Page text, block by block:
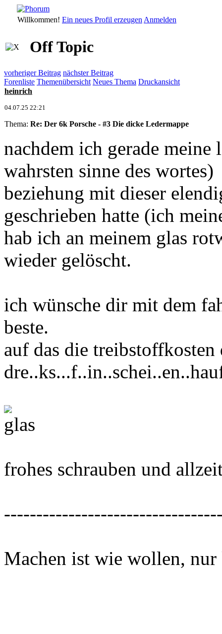
Willkommen! Ein neues Profil erzeugen Anmelden
Off Topic
vorheriger Beitrag nächster Beitrag
Forenliste Themenübersicht Neues Thema Druckansicht
heinrich
04.07.25 22:21
Thema: Re: Der 6k Porsche - #3 Die dicke Ledermappe
nachdem ich gerade
wahrsten sinne des wortes)
beziehung mit dieser
geschrieben hatte (ich
hab ich an meinem glas
wieder gelöscht.
ich wünsche dir mit dem
beste.
auf das die
frohes schrauben und
Machen ist wie wollen, nur